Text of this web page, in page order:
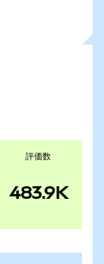
評価数
483.9K